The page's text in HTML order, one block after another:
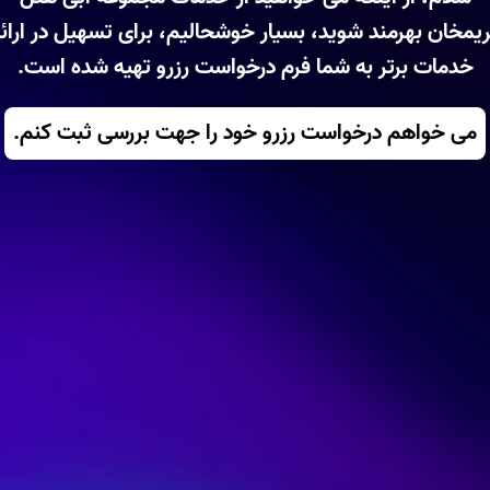
بهرمند شوید، بسیار خوشحالیم، برای تسهیل در
خدمات برتر به شما فرم درخواست رزرو تهیه شده است.
می خواهم درخواست رزرو خود را جهت بررسی ثبت کنم.